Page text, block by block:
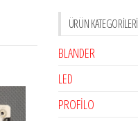
ÜRÜN KATEGORILERI
BLANDER
LED
PROFİLO